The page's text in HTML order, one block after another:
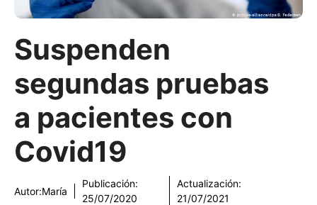
Suspenden
segundas pruebas
a pacientes con
Covid19
Autor:María
Publicación:
25/07/2020
Actualización:
21/07/2021